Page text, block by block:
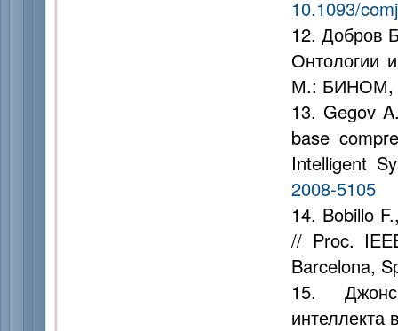
10.1093/
12. Добров
Онтологии
М.: БИНОМ,
13. Gegov
base
Intelligent
2008-5105
14. Bobillo
// Proc.
Barcelona,
15. Джонс